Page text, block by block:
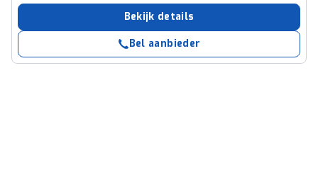
Bekijk details
Bel aanbieder